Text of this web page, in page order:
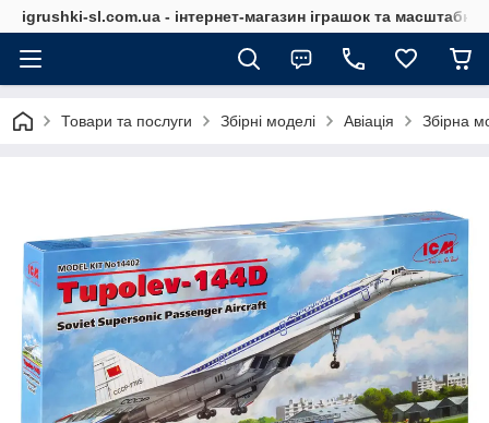
igrushki-sl.com.ua - інтернет-магазин іграшок та
Товари та послуги Збірні моделі Авіація Збірна